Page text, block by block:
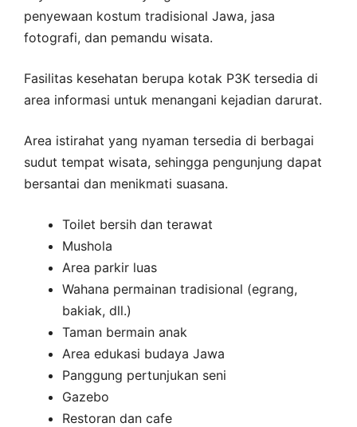
penyewaan kostum tradisional Jawa, jasa
fotografi, dan pemandu wisata.
Fasilitas kesehatan berupa kotak P3K tersedia di
area informasi untuk menangani kejadian darurat.
Area istirahat yang nyaman tersedia di berbagai
sudut tempat wisata, sehingga pengunjung dapat
bersantai dan menikmati suasana.
Toilet bersih dan terawat
Mushola
Area parkir luas
Wahana permainan tradisional (egrang,
bakiak, dll.)
Taman bermain anak
Area edukasi budaya Jawa
Panggung pertunjukan seni
Gazebo
Restoran dan cafe